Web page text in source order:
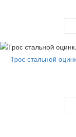
Трос стальной